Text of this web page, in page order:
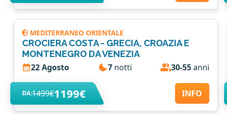
MEDITERRANEO ORIENTALE
CROCIERA COSTA - GRECIA, CROAZIA E
MONTENEGRO DA VENEZIA
22 Agosto 7notti 30-55anni
DA:1499€1199€ INFO